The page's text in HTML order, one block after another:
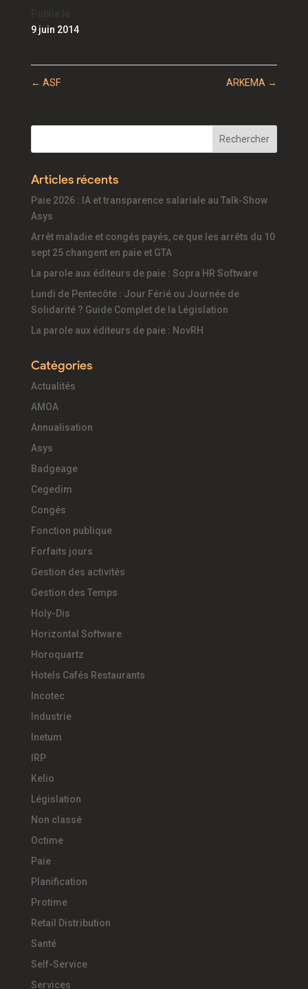
9 juin 2014
← ASF ARKEMA →
Articles récents
Paie 2026 : IA et transparence salariale au Talk-Show
Asys
Arrêt maladie et congés payés, ce que les arrêts du 10
sept 25 changent en paie et GTA
La parole aux éditeurs de paie : Sopra HR Software
Lundi de Pentecôte : Jour Férié ou Journée de
Solidarité ? Guide Complet de la Législation
La parole aux éditeurs de paie : NovRH
Catégories
Actualités
AMOA
Annualisation
Asys
Badgeage
Cegedim
Congés
Fonction publique
Forfaits jours
Gestion des activités
Gestion des Temps
Holy-Dis
Horizontal Software
Horoquartz
Hotels Cafés Restaurants
Incotec
Industrie
Inetum
IRP
Kelio
Législation
Non classé
Octime
Paie
Planification
Protime
Retail Distribution
Santé
Self-Service
Services